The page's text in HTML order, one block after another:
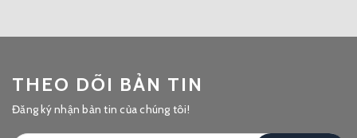
THEO DÕI BẢN TIN
Đăng ký nhận bản tin của chúng tôi!